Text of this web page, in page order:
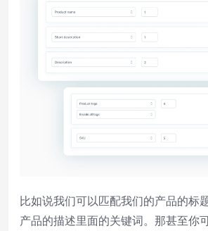
比如说我们可以匹配我们的产品的标
产品的描述里面的关键词。那甚至你